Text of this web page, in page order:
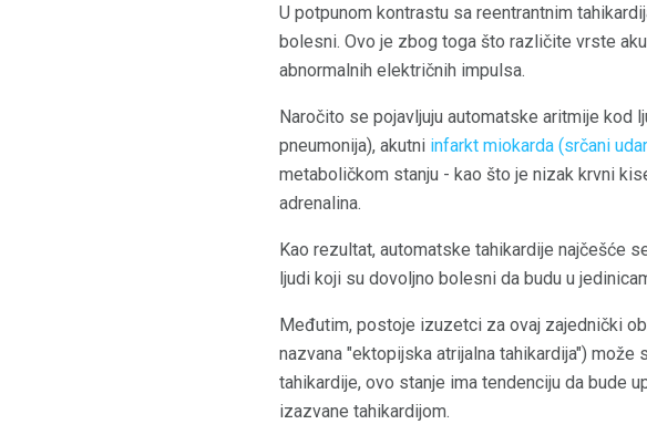
U potpunom kontrastu sa reentrantnim
bolesni. Ovo je zbog toga što različite vrste
abnormalnih električnih impulsa.
Naročito se pojavljuju automatske aritmije kod
pneumonija), akutni infarkt miokarda (srčani
metaboličkom stanju - kao što je nizak krvni
adrenalina.
Kao rezultat, automatske tahikardije najčešće
ljudi koji su dovoljno bolesni da budu u
Međutim, postoje izuzetci za ovaj zajednički
nazvana "ektopijska atrijalna tahikardija")
tahikardije, ovo stanje ima tendenciju da bude
izazvane tahikardijom.